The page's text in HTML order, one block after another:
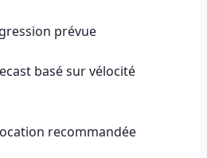
prévue
basé sur vélocité
recommandée